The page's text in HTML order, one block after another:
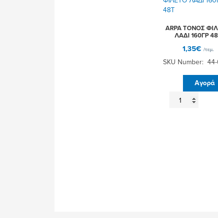
ARPA ΤΟΝΟΣ
ΛΑΔΙ 160ΓΡ
1,35€ /τεμ.
SKU Number: 44-
Αγορά
ARPA